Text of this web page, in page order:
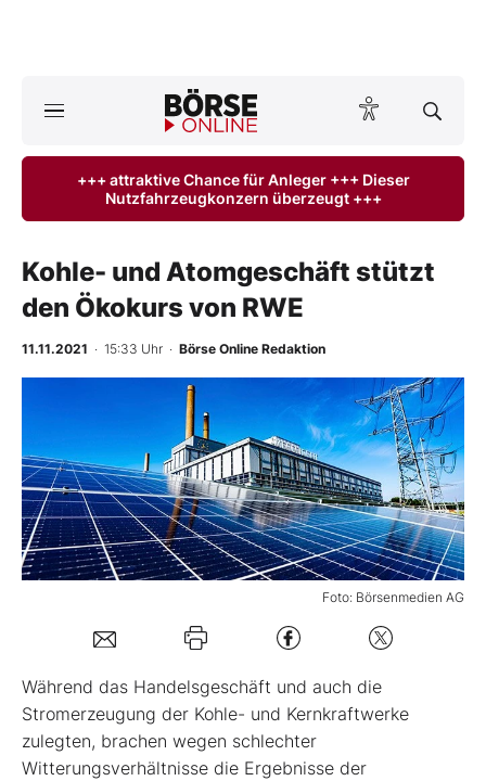
ktuelle Ausgabe BÖRSE ONLINE lesen
Finanz-Check
BO-Musterdepots
Experten
Mein B:O
Kontakt
+++ attraktive Chance für Anleger +++ Dieser
Nutzfahrzeugkonzern überzeugt +++
Kohle- und Atomgeschäft stützt
den Ökokurs von RWE
11.11.2021 · 15:33 Uhr · Börse Online Redaktion
Foto: Börsenmedien AG
Während das Handelsgeschäft und auch die
Stromerzeugung der Kohle- und Kernkraftwerke
zulegten, brachen wegen schlechter
Witterungsverhältnisse die Ergebnisse der